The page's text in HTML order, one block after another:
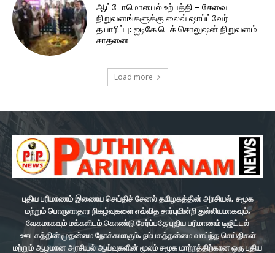
ஆட்டோமொபைல் உற்பத்தி – சேவை
நிறுவனங்களுக்கு லைவ் ஷாப்ட்வேர்
தயாரிப்பு: ஐடிகே டெக் சொலுஷன் நிறுவனம்
சாதனை
Load more
புதிய பரிமாணம் இணைய செய்திச் சேனல் தமிழகத்தின் அரசியல், சமூக
மற்றும் பொருளாதார நிகழ்வுகளை எவ்வித சார்புமின்றி துல்லியமாகவும்,
வேகமாகவும் மக்களிடம் கொண்டு சேர்ப்பதே புதிய பரிமாணம் டிஜிட்டல்
ஊடகத்தின் முதன்மை நோக்கமாகும். நம்பகத்தன்மை வாய்ந்த செய்திகள்
மற்றும் ஆழமான அரசியல் ஆய்வுகளின் மூலம் சமூக மாற்றத்திற்கான ஒரு புதிய